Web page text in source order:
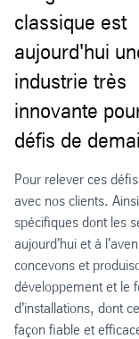
classique est
aujourd'hui
industrie très
innovante
défis de
Pour relever ces
avec nos clients.
spécifiques dont les
aujourd'hui et à
concevons et
développement et le
d'installations, dont
façon fiable et